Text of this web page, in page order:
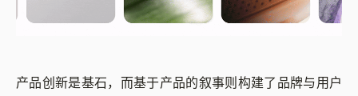
产品创新是基石，而基于产品的叙事则构建了品牌与用户